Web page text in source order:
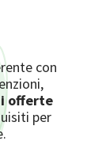
con
offerte
per